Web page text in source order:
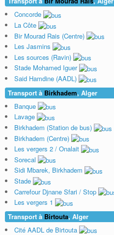
Concorde
La Côte
Bir Mourad Rais (Centre)
Les Jasmins
Les sources (Ravin)
Stade Mohamed Iguer
Said Hamdine (AADL)
Transport à Birkhadem, Alger
Banque
Lavage
Birkhadem (Station de bus)
Birkhadem (Centre)
Les vergers 2 / Onalait
Sorecal
Sidi Mbarek, Birkhadem
Stade
Carrefour Djnane Sfari / Stop
Les vergers 1
Transport à Birtouta, Alger
Cité AADL de Birtouta